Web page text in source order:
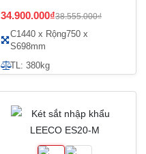
34.900.000₫38.555.000₫
C1440 x Rộng750 x
S698mm
TL: 380kg